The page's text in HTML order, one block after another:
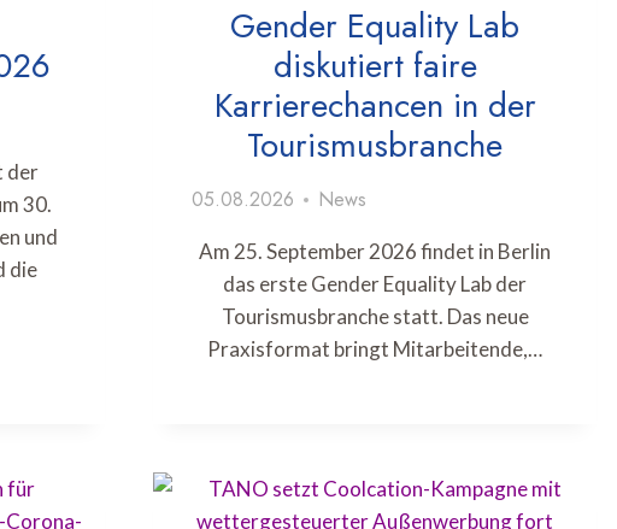
der
30.
und
die
Gender Equality Lab
diskutiert faire
Karrierechancen in der
Tourismusbranche
05.08.2026 News
Am 25. September 2026 findet in Berlin
das erste Gender Equality Lab der
Tourismusbranche statt. Das neue
Praxisformat bringt Mitarbeitende,…